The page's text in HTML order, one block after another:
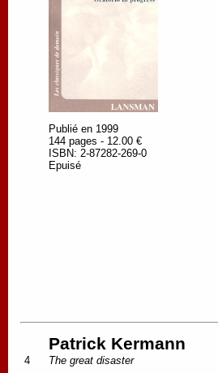
Publié en 1999
144 pages - 12.00 €
ISBN: 2-87282-269-0
Epuisé
4
Patrick Kermann
The great disaster